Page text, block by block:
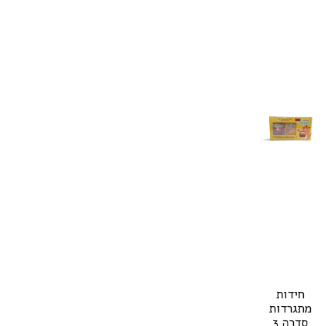
חידות
מתגרדות
סדרה 3